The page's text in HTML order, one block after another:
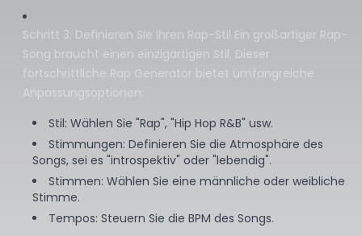
Schritt 3: Definieren Sie Ihren Rap-Stil Ein großartiger Rap-
Song braucht einen einzigartigen Stil. Dieser
fortschrittliche Rap Generator bietet umfangreiche
Anpassungsoptionen:
Stil: Wählen Sie "Rap", "Hip Hop R&B" usw.
Stimmungen: Definieren Sie die Atmosphäre des
Songs, sei es "introspektiv" oder "lebendig".
Stimmen: Wählen Sie eine männliche oder weibliche
Stimme.
Tempos: Steuern Sie die BPM des Songs.